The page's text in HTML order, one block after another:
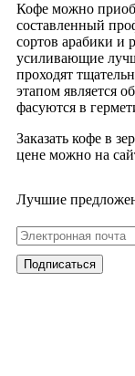
Кофе можно
составленный
сортов арабики и
усиливающие
проходят
этапом является
фасуются в
Заказать кофе в
цене можно на
Лучшие